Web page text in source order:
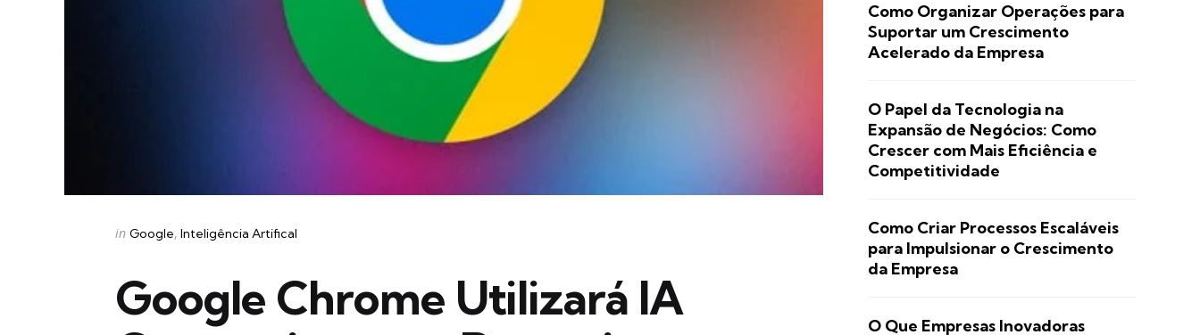
Categories
Posted
in Google Inteligência Artifical
Google Chrome Utilizará IA
Como Organizar Operações para
Suportar um Crescimento
Acelerado da Empresa
O Papel da Tecnologia na
Expansão de Negócios: Como
Crescer com Mais Eficiência e
Competitividade
Como Criar Processos Escaláveis
para Impulsionar o Crescimento
da Empresa
O Que Empresas Inovadoras